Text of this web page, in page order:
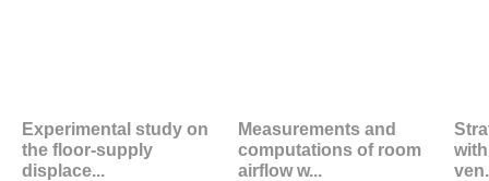
Experimental study on
the floor-supply
displace...
Measurements and
computations of room
airflow w...